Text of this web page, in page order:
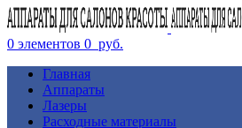
0 элементов 0 руб.
Главная
Аппараты
Лазеры
Расходные материалы